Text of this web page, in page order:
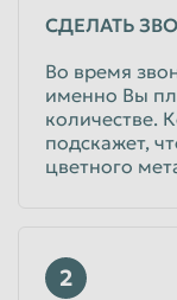
СДЕЛАТЬ
Во время
именно Вы
количестве.
подскажет,
цветного
2